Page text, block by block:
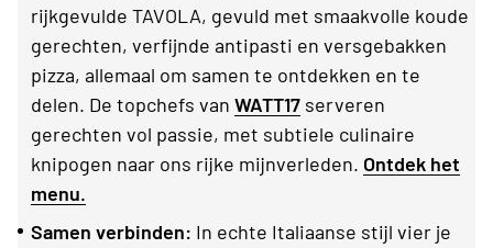
rijkgevulde TAVOLA, gevuld met smaakvolle koude
gerechten, verfijnde antipasti en versgebakken
pizza, allemaal om samen te ontdekken en te
delen. De topchefs van WATT17 serveren
gerechten vol passie, met subtiele culinaire
knipogen naar ons rijke mijnverleden. Ontdek het
menu.
Samen verbinden: In echte Italiaanse stijl vier je